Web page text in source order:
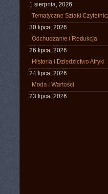
1 sierpnia, 2026
Tematyczne Szlaki
30 lipca, 2026
Odchudzanie i Redukcja
26 lipca, 2026
Historia i Dziedzictwo Afryki
24 lipca, 2026
Moda i Wartości
23 lipca, 2026